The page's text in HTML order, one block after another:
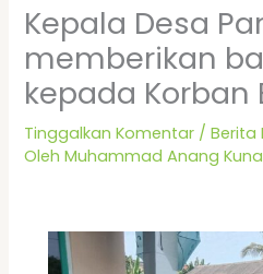
Kepala Desa
memberikan
kepada Korban
Tinggalkan Komentar /Berita
OlehMuhammad Anang